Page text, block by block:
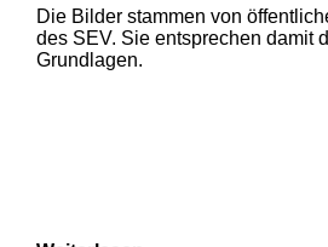
Die Bilder stammen von
des SEV. Sie entsprechen damit
Grundlagen.